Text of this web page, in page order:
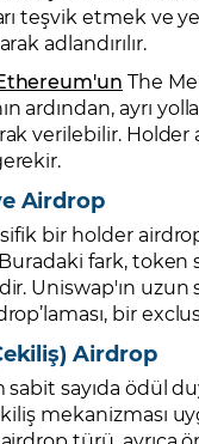
teşvik etmek ve
adlandırılır.
The
ardından, ayrı
verilebilir. Holder
Airdrop
bir holder
fark,
Uniswap'ın uzun
bir
Airdrop
sabit sayıda ödül
mekanizması